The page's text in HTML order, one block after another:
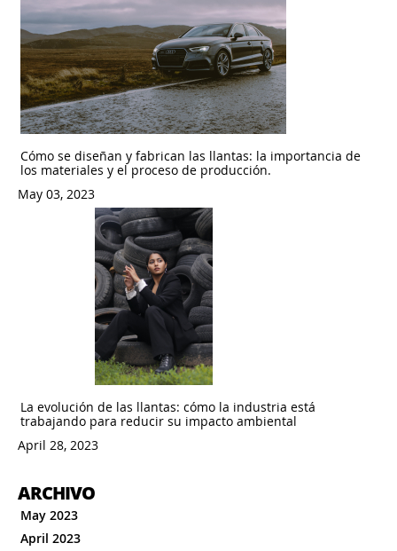
Cómo se diseñan y fabrican las llantas: la importancia de
los materiales y el proceso de producción.
May 03, 2023
La evolución de las llantas: cómo la industria está
trabajando para reducir su impacto ambiental
April 28, 2023
ARCHIVO
May 2023
April 2023